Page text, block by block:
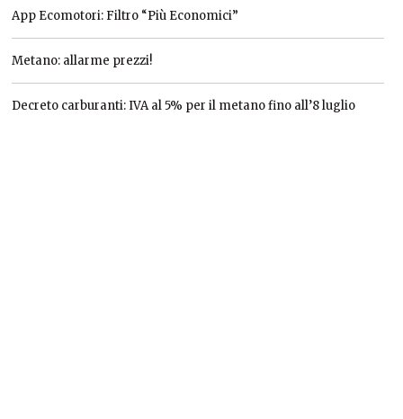
App Ecomotori: Filtro “Più Economici”
Metano: allarme prezzi!
Decreto carburanti: IVA al 5% per il metano fino all’8 luglio